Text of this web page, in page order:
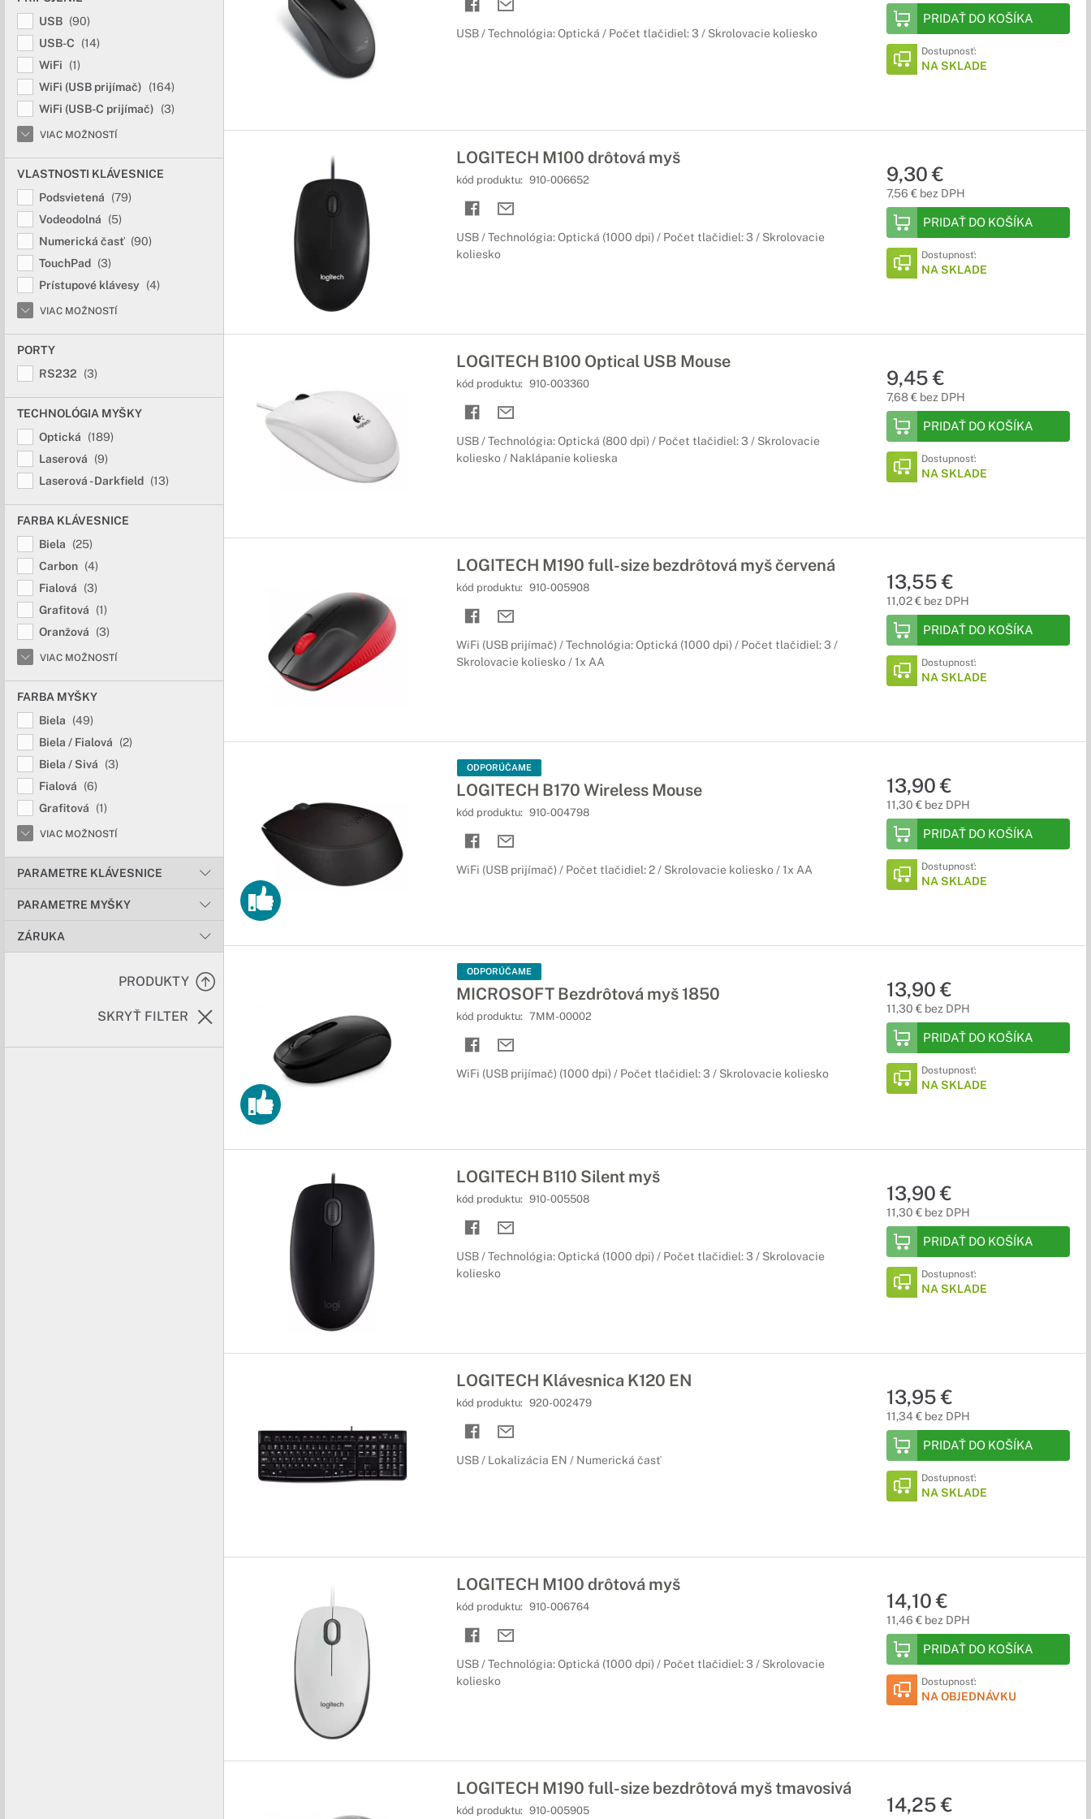
USB (90)
USB-C
(14)
WiFi
(1)
WiFi (USB prijímač)
(164)
WiFi (USB-C prijímač)
(3)
VIAC MOŽNOSTÍ
VLASTNOSTI KLÁVESNICE
Podsvietená
(79)
Vodeodolná
(5)
Numerická časť (90)
TouchPad (3)
Prístupové klávesy (4)
VIAC MOŽNOSTÍ
PORTY
RS232
(3)
TECHNOLÓGIA MYŠKY
Optická
(189)
Laserová
(9)
Laserová - Darkfield (13)
FARBA KLÁVESNICE
Biela
(25)
Carbon (4)
Fialová
(3)
Grafitová
(1)
Oranžová
(3)
VIAC MOŽNOSTÍ
FARBA MYŠKY
Biela
(49)
Biela / Fialová
(2)
Biela / Sivá
(3)
Fialová
(6)
Grafitová
(1)
VIAC MOŽNOSTÍ
PARAMETRE KLÁVESNICE
PARAMETRE MYŠKY
ZÁRUKA
PRODUKTY
SKRYŤ FILTER
USB / Technológia: Optická / Počet tlačidiel: 3 / Skrolovacie koliesko
PRIDAŤ DO KOŠÍKA
Dostupnosť:
NA SKLADE
LOGITECH M100 drôtová myš
kód produktu: 910-006652
USB / Technológia: Optická (1000 dpi) / Počet tlačidiel: 3 / Skrolovacie
koliesko
9,30 €
7,56 € bez DPH
PRIDAŤ DO KOŠÍKA
Dostupnosť:
NA SKLADE
LOGITECH B100 Optical USB Mouse
kód produktu: 910-003360
USB / Technológia: Optická (800 dpi) / Počet tlačidiel: 3 / Skrolovacie
koliesko / Naklápanie kolieska
9,45 €
7,68 € bez DPH
PRIDAŤ DO KOŠÍKA
Dostupnosť:
NA SKLADE
LOGITECH M190 full-size bezdrôtová myš červená
kód produktu: 910-005908
WiFi (USB prijímač) / Technológia: Optická (1000 dpi) / Počet tlačidiel: 3 /
Skrolovacie koliesko / 1x AA
13,55 €
11,02 € bez DPH
PRIDAŤ DO KOŠÍKA
Dostupnosť:
NA SKLADE
ODPORÚČAME
LOGITECH B170 Wireless Mouse
kód produktu: 910-004798
WiFi (USB prijímač) / Počet tlačidiel: 2 / Skrolovacie koliesko / 1x AA
13,90 €
11,30 € bez DPH
PRIDAŤ DO KOŠÍKA
Dostupnosť:
NA SKLADE
ODPORÚČAME
MICROSOFT Bezdrôtová myš 1850
kód produktu: 7MM-00002
WiFi (USB prijímač) (1000 dpi) / Počet tlačidiel: 3 / Skrolovacie koliesko
13,90 €
11,30 € bez DPH
PRIDAŤ DO KOŠÍKA
Dostupnosť:
NA SKLADE
LOGITECH B110 Silent myš
kód produktu: 910-005508
USB / Technológia: Optická (1000 dpi) / Počet tlačidiel: 3 / Skrolovacie
koliesko
13,90 €
11,30 € bez DPH
PRIDAŤ DO KOŠÍKA
Dostupnosť:
NA SKLADE
LOGITECH Klávesnica K120 EN
kód produktu: 920-002479
USB / Lokalizácia EN / Numerická časť
13,95 €
11,34 € bez DPH
PRIDAŤ DO KOŠÍKA
Dostupnosť:
NA SKLADE
LOGITECH M100 drôtová myš
kód produktu: 910-006764
USB / Technológia: Optická (1000 dpi) / Počet tlačidiel: 3 / Skrolovacie
koliesko
14,10 €
11,46 € bez DPH
PRIDAŤ DO KOŠÍKA
Dostupnosť:
NA OBJEDNÁVKU
LOGITECH M190 full-size bezdrôtová myš tmavosivá
kód produktu: 910-005905 14,25 €